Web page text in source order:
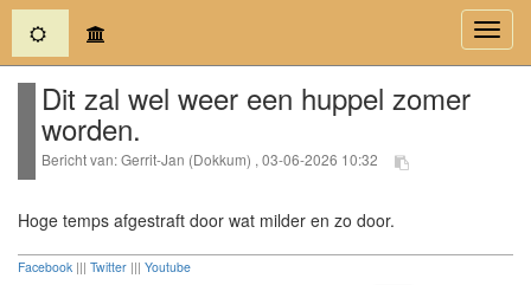
(current)
Dit zal wel weer een huppel zomer
worden.
Bericht van: Gerrit-Jan (Dokkum) , 03-06-2026 10:32
Hoge temps afgestraft door wat milder en zo door.
Facebook ||| Twitter ||| Youtube